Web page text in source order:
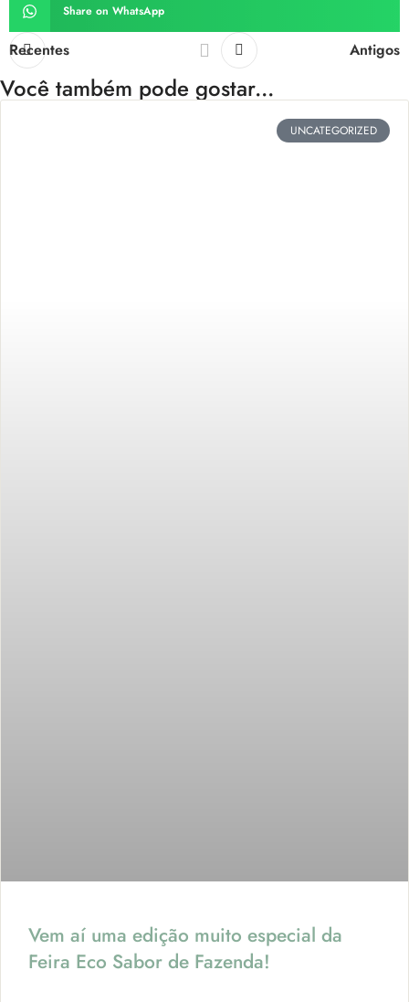
Share on WhatsApp
Recentes Antigos
Você também pode gostar...
UNCATEGORIZED
Vem aí uma edição muito especial da
Feira Eco Sabor de Fazenda!